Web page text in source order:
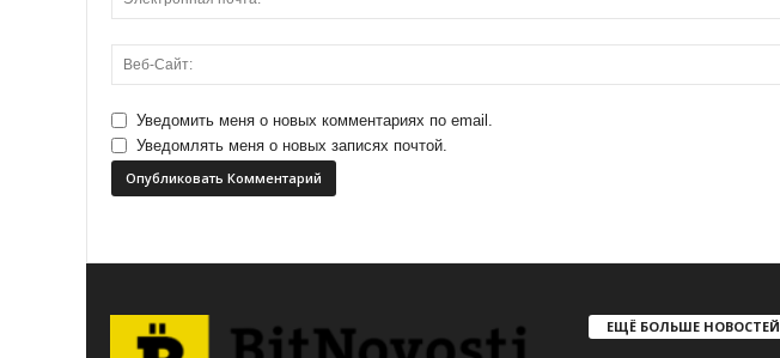
Уведомить меня о новых комментариях по email.
Уведомлять меня о новых записях почтой.
ЕЩЁ БОЛЬШЕ НОВОСТЕЙ